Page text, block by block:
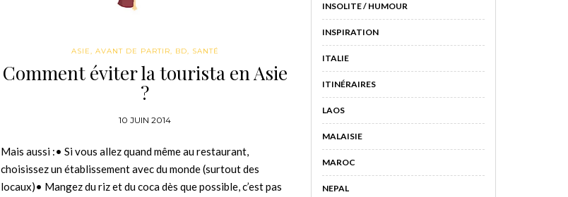
ASIE, AVANT DE PARTIR, BD, SANTÉ
Comment éviter la tourista en Asie
?
10 JUIN 2014
Mais aussi :• Si vous allez quand même au restaurant,
choisissez un établissement avec du monde (surtout des
locaux)• Mangez du riz et du coca dès que possible, c’est pas
INSOLITE / HUMOUR
INSPIRATION
ITALIE
ITINÉRAIRES
LAOS
MALAISIE
MAROC
NEPAL